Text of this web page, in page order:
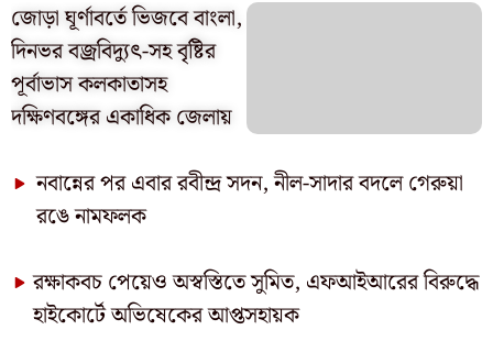
জোড়া ঘূর্ণাবর্তে ভিজবে বাংলা,
দিনভর বজ্রবিদ্যুৎ-সহ বৃষ্টির
পূর্বাভাস কলকাতাসহ
দক্ষিণবঙ্গের একাধিক জেলায়
নবান্নের পর এবার রবীন্দ্র সদন, নীল-সাদার বদলে গেরুয়া
রঙে নামফলক
রক্ষাকবচ পেয়েও অস্বস্তিতে সুমিত, এফআইআরের বিরুদ্ধে
হাইকোর্টে অভিষেকের আপ্তসহায়ক